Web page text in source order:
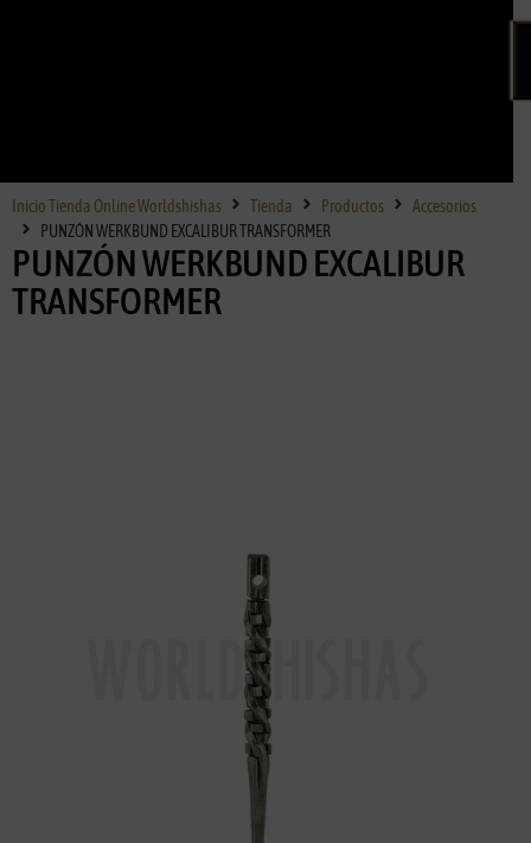
Inicio Tienda Online Worldshishas Tienda Productos
Accesorios
PUNZÓN WERKBUND EXCALIBUR TRANSFORMER
PUNZÓN WERKBUND EXCALIBUR
TRANSFORMER